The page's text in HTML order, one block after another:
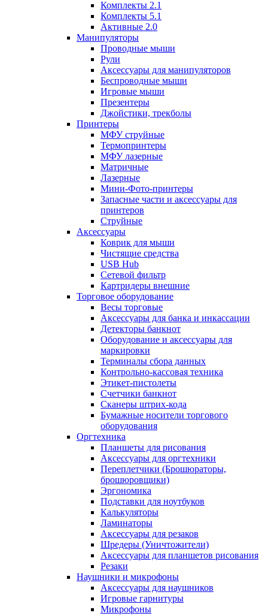
Комплекты 2.1
Комплекты 5.1
Активные 2.0
Манипуляторы
Проводные мыши
Рули
Аксессуары для манипуляторов
Беспроводные мыши
Игровые мыши
Презентеры
Джойстики, трекболы
Принтеры
МФУ струйные
Термопринтеры
МФУ лазерные
Матричные
Лазерные
Мини-Фото-принтеры
Запасные части и аксессуары для
принтеров
Струйные
Аксессуары
Коврик для мыши
Чистящие средства
USB Hub
Сетевой фильтр
Картридеры внешние
Торговое оборудование
Весы торговые
Аксессуары для банка и инкассации
Детекторы банкнот
Оборудование и аксессуары для
маркировки
Терминалы сбора данных
Контрольно-кассовая техника
Этикет-пистолеты
Счетчики банкнот
Сканеры штрих-кода
Бумажные носители торгового
оборудования
Оргтехника
Планшеты для рисования
Аксессуары для оргтехники
Переплетчики (Брошюраторы,
брошюровщики)
Эргономика
Подставки для ноутбуков
Калькуляторы
Ламинаторы
Аксессуары для резаков
Шредеры (Уничтожители)
Аксессуары для планшетов рисования
Резаки
Наушники и микрофоны
Аксессуары для наушников
Игровые гарнитуры
Микрофоны